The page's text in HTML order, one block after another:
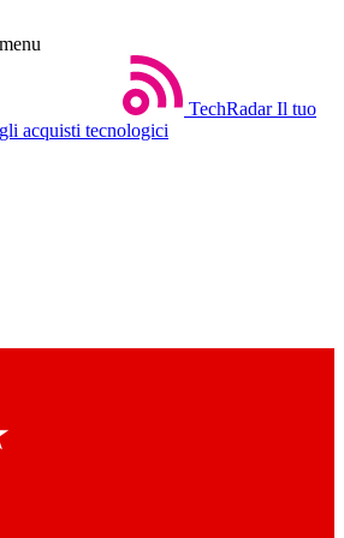
TechRadar Il tuo
acquisti tecnologici